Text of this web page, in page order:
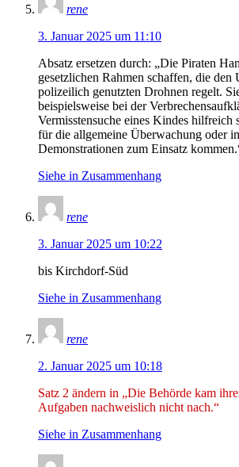
rene
3. Januar 2025 um 11:10
Absatz ersetzen durch: „Die Piraten
gesetzlichen Rahmen schaffen, die den
polizeilich genutzten Drohnen regelt.
beispielsweise bei der
Vermisstensuche eines Kindes hilfreich
für die allgemeine Überwachung oder
Demonstrationen zum Einsatz
Siehe in Zusammenhang
rene
3. Januar 2025 um 10:22
bis Kirchdorf-Süd
Siehe in Zusammenhang
rene
2. Januar 2025 um 10:18
Satz 2 ändern in „Die Behörde kam
Aufgaben nachweislich nicht nach.“
Siehe in Zusammenhang